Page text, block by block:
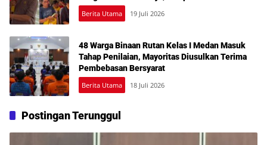
hingga Sulit Akses Bantuan
Berita Utama 19 Juli 2026
48 Warga Binaan Rutan Kelas I Medan Masuk
Tahap Penilaian, Mayoritas Diusulkan Terima
Pembebasan Bersyarat
Berita Utama 18 Juli 2026
Postingan Terunggul